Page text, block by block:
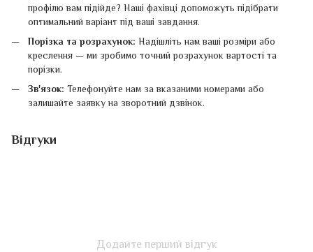
профілю вам підійде? Наші фахівці допоможуть підібрати
оптимальний варіант під ваші завдання.
Порізка та розрахунок: Надішліть нам ваші розміри або
креслення — ми зробимо точний розрахунок вартості та
порізки.
Зв'язок: Телефонуйте нам за вказаними номерами або
залишайте заявку на зворотний дзвінок.
Відгуки
Додайте перший відгук